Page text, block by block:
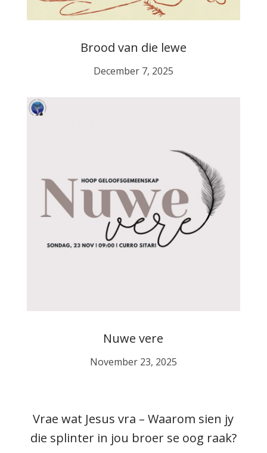
Brood van die lewe
December 7, 2025
Nuwe vere
November 23, 2025
Vrae wat Jesus vra – Waarom sien jy
die splinter in jou broer se oog raak?